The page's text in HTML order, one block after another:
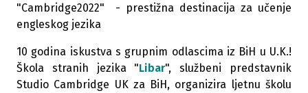
"Cambridge2022" - prestižna destinacija za učenje
engleskog jezika
10 godina iskustva s grupnim odlascima iz BiH u U.K.!
Škola stranih jezika "Libar", službeni predstavnik
Studio Cambridge UK za BiH, organizira ljetnu školu